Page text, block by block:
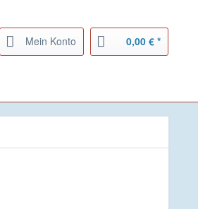
Mein Konto 0,00 € *